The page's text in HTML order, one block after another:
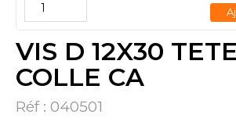
VIS D 12X30
COLLE CA
Réf : 040501